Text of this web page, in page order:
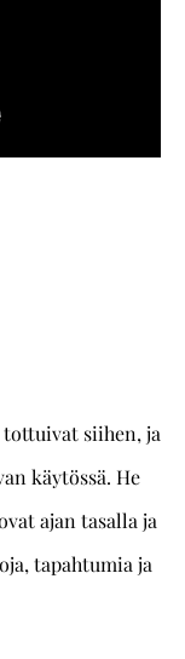
siihen, ja
käytössä. He
ajan tasalla ja
tapahtumia ja